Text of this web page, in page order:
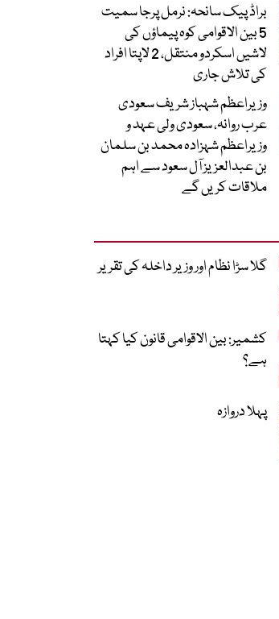
براڈ پیک سانحہ: نرمل پرجا سمیت
5 بین الاقوامی کوہ پیماؤں کی
لاشیں اسکردو منتقل، 2 لاپتا افراد
کی تلاش جاری
وزیراعظم شہباز شریف سعودی
عرب روانہ، سعودی ولی عہد و
وزیراعظم شہزادہ محمد بن سلمان
بن عبدالعزیز آل سعود سے اہم
ملاقات کریں گے
گلا سڑا نظام اور وزیر داخلہ کی تقریر
کشمیر: بین الاقوامی قانون کیا کہتا
ہے؟
پہلا دروازہ